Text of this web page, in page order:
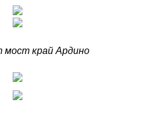
мост край Ардино